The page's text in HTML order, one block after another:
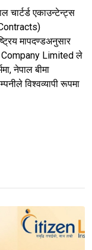
चार्टर्ड एकाउन्टेन्ट्स
मापदण्डअनुसार
Company Limited ले
नेपाल बीमा
विश्वव्यापी रूपमा